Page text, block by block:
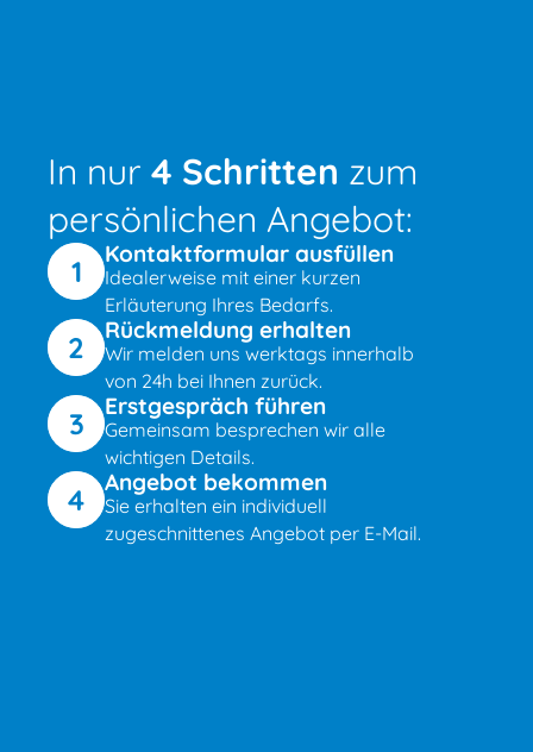
In nur 4 Schritten zum
persönlichen Angebot:
1 Kontaktformular ausfüllen
Idealerweise mit einer kurzen
Erläuterung Ihres Bedarfs.
2 Rückmeldung erhalten
Wir melden uns werktags innerhalb
von 24h bei Ihnen zurück.
3 Erstgespräch führen
Gemeinsam besprechen wir alle
wichtigen Details.
4 Angebot bekommen
Sie erhalten ein individuell
zugeschnittenes Angebot per E-Mail.